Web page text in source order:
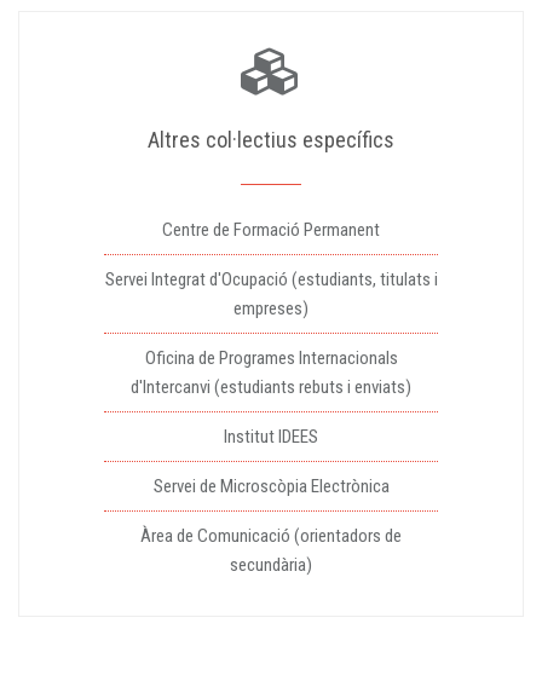
Altres col·lectius específics
Centre de Formació Permanent
Servei Integrat d'Ocupació (estudiants, titulats i
empreses)
Oficina de Programes Internacionals
d'Intercanvi (estudiants rebuts i enviats)
Institut IDEES
Servei de Microscòpia Electrònica
Àrea de Comunicació (orientadors de
secundària)